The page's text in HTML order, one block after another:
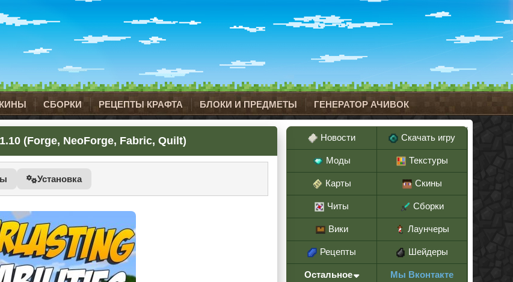
СБОРКИ РЕЦЕПТЫ КРАФТА БЛОКИ И ПРЕДМЕТЫ ГЕНЕРАТОР АЧИВОК
(Forge, NeoForge, Fabric, Quilt)
Установка
Новости Скачать игру
Моды Текстуры
Карты Скины
Читы Сборки
Вики Лаунчеры
Рецепты Шейдеры
Остальное Мы Вконтакте